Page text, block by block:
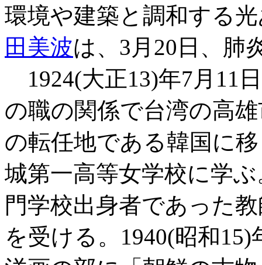
環境や建築と調和する
田美波は、3月20日、肺
1924(大正13)年7月11
の職の関係で台湾の高
の転任地である韓国に
城第一高等女学校に学
門学校出身者であった
を受ける。1940(昭和